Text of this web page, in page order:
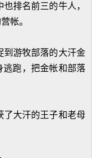
排名前三的牛人，
帐。
游牧部落的大汗金
逃跑，把金帐和部落
大汗的王子和老母